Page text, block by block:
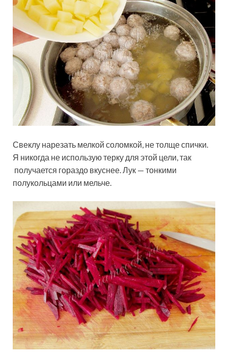
Свеклу нарезать мелкой соломкой, не толще спички.
Я никогда не использую терку для этой цели, так
получается гораздо вкуснее. Лук — тонкими
полукольцами или мельче.